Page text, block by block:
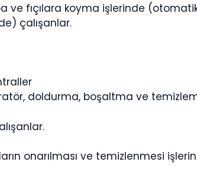
ve fıçılara koyma işlerinde
çalışanlar.
doldurma, boşaltma ve
onarılması ve temizlenmesi